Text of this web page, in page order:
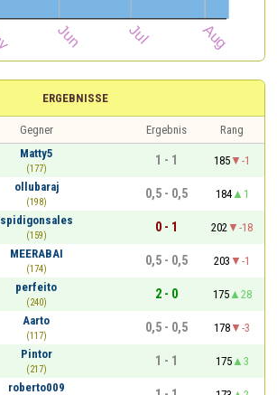
ERGEBNISSE
Gegner Ergebnis
Rang
Matty5
(177)
1 - 1 185
-1
ollubaraj
(198)
0,5 - 0,5 184
1
spidigonsales
(159)
0 - 1 202
-18
MEERABAI
(174)
0,5 - 0,5 203
-1
perfeito
(240)
2 - 0 175
28
Aarto
(117)
0,5 - 0,5 178
-3
Pintor
(217)
1 - 1 175
3
roberto009